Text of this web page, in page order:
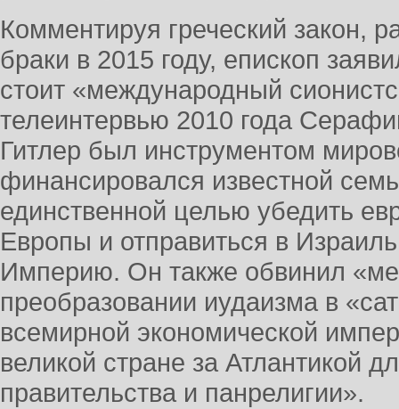
Комментируя греческий закон,
браки в 2015 году, епископ
стоит «международный
телеинтервью 2010 года
Гитлер был инструментом
финансировался известной
единственной целью убедить
Европы и отправиться в
Империю. Он также обвинил
преобразовании иудаизма в
всемирной экономической
великой стране за Атлантикой
правительства и панрелигии».